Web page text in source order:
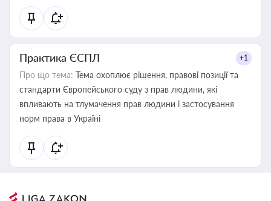
Практика ЄСПЛ +1
Про що тема: Тема охоплює рішення, правові позиції та
стандарти Європейського суду з прав людини, які
впливають на тлумачення прав людини і застосування
норм права в Україні